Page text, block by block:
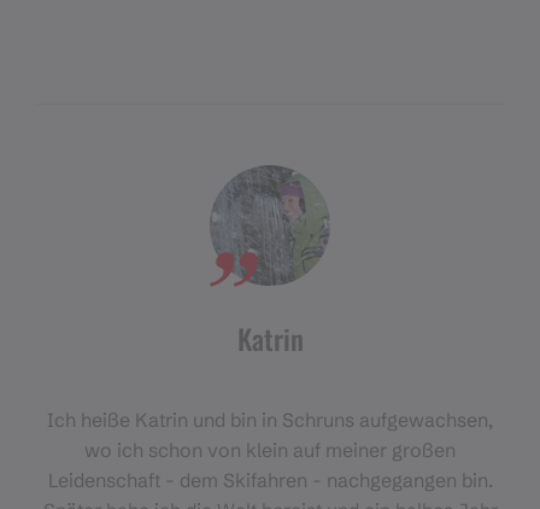
Katrin
Ich heiße Katrin und bin in Schruns aufgewachsen,
wo ich schon von klein auf meiner großen
Leidenschaft - dem Skifahren - nachgegangen bin.